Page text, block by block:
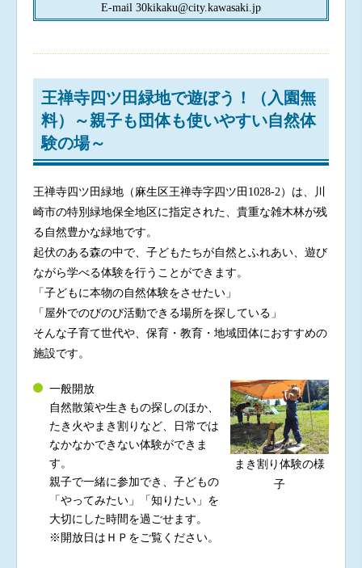
E-mail 30kikaku@city.kawasaki.jp
王禅寺四ツ田緑地で遊ぼう！（入園無
料）～親子も団体も使いやすい自然体
験の場～
王禅寺四ツ田緑地（麻生区王禅寺字四ツ田1028-2）は、川
崎市の特別緑地保全地区に指定された、貴重な雑木林が残
る自然豊かな緑地です。
起伏のある森の中で、子どもたちが自然とふれあい、遊び
ながら学べる体験を行うことができます。
「子どもに本物の自然体験をさせたい」
「屋外でのびのび活動できる場所を探している」
そんな子育て世代や、保育・教育・地域団体におすすめの
施設です。
一般開放
自然散策や生きもの探しのほか、
たき火やまき割りなど、日常では
なかなかできない体験ができま
す。
親子で一緒に参加でき、子どもの
「やってみたい」「知りたい」を
大切にした時間を過ごせます。
※開放日はＨＰをご覧ください。
まき割り体験の様
子